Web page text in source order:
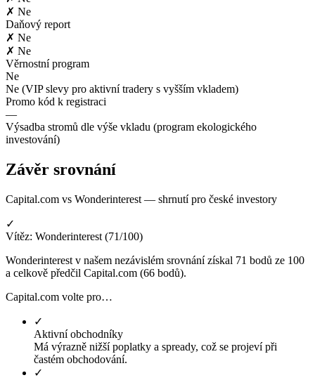
✗ Ne
Daňový report
✗ Ne
✗ Ne
Věrnostní program
Ne
Ne (VIP slevy pro aktivní tradery s vyšším vkladem)
Promo kód k registraci
—
Výsadba stromů dle výše vkladu (program ekologického
investování)
Závěr srovnání
Capital.com vs Wonderinterest — shrnutí pro české investory
✓
Vítěz: Wonderinterest (71/100)
Wonderinterest v našem nezávislém srovnání získal 71 bodů ze 100
a celkově předčil Capital.com (66 bodů).
Capital.com volte pro…
✓
Aktivní obchodníky
Má výrazně nižší poplatky a spready, což se projeví při
častém obchodování.
✓